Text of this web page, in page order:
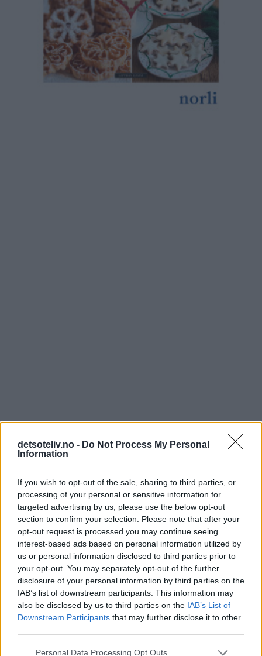
detsoteliv.no - Do Not Process My Personal
Information
If you wish to opt-out of the sale, sharing to third parties, or
processing of your personal or sensitive information for
targeted advertising by us, please use the below opt-out
section to confirm your selection. Please note that after your
opt-out request is processed you may continue seeing
interest-based ads based on personal information utilized by
us or personal information disclosed to third parties prior to
your opt-out. You may separately opt-out of the further
disclosure of your personal information by third parties on the
IAB’s list of downstream participants. This information may
also be disclosed by us to third parties on the IAB’s List of
Downstream Participants that may further disclose it to other
Personal Data Processing Opt Outs